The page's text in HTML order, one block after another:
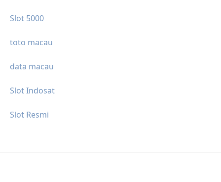
Slot 5000
toto macau
data macau
Slot Indosat
Slot Resmi